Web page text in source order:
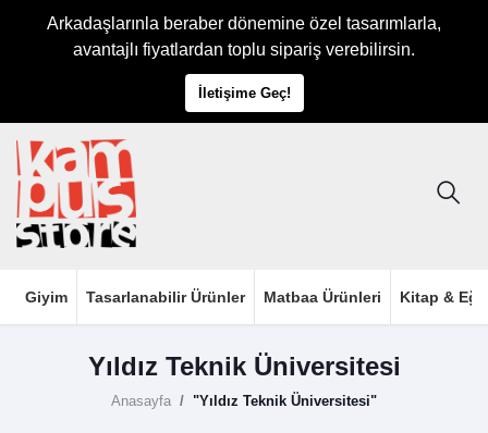
Arkadaşlarınla beraber dönemine özel tasarımlarla,
avantajlı fiyatlardan toplu sipariş verebilirsin.
İletişime Geç!
Giyim Tasarlanabilir Ürünler Matbaa Ürünleri Kitap &
Yıldız Teknik Üniversitesi
Anasayfa "Yıldız Teknik Üniversitesi"